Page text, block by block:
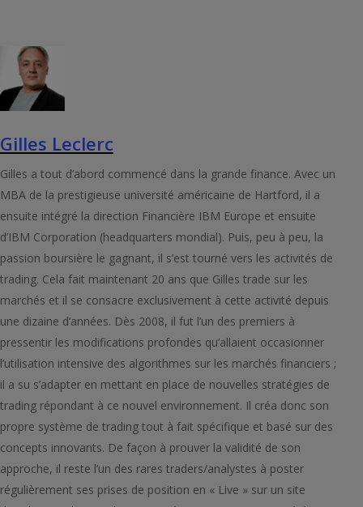
Gilles Leclerc
Gilles a tout d’abord commencé dans la grande finance. Avec un
MBA de la prestigieuse université américaine de Hartford, il a
ensuite intégré la direction Financière IBM Europe et ensuite
d’IBM Corporation (headquarters mondial). Puis, peu à peu, la
passion boursière le gagnant, il s’est tourné vers les activités de
trading. Cela fait maintenant 20 ans que Gilles trade sur les
marchés et il se consacre exclusivement à cette activité depuis
une dizaine d’années. Dès 2008, il fut l’un des premiers à
pressentir les modifications profondes qu’allaient occasionner
l’utilisation intensive des algorithmes sur les marchés financiers ;
il a su s’adapter en mettant en place de nouvelles stratégies de
trading répondant à ce nouvel environnement. Il créa donc son
propre système de trading tout à fait spécifique et basé sur des
concepts innovants. De façon à prouver la validité de son
approche, il reste l’un des rares traders/analystes à poster
régulièrement ses prises de position en « Live » sur un site